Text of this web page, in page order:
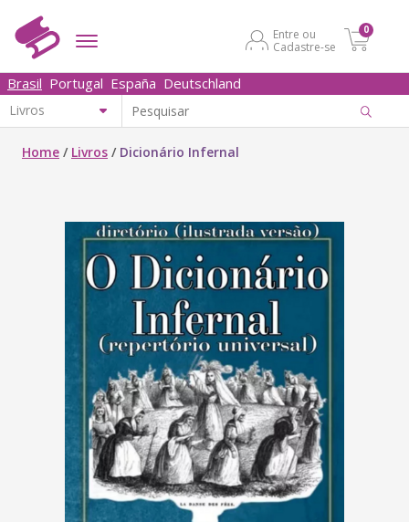
Entre ou
Cadastre-se
0
Brasil Portugal España Deutschland
Home / Livros / Dicionário Infernal